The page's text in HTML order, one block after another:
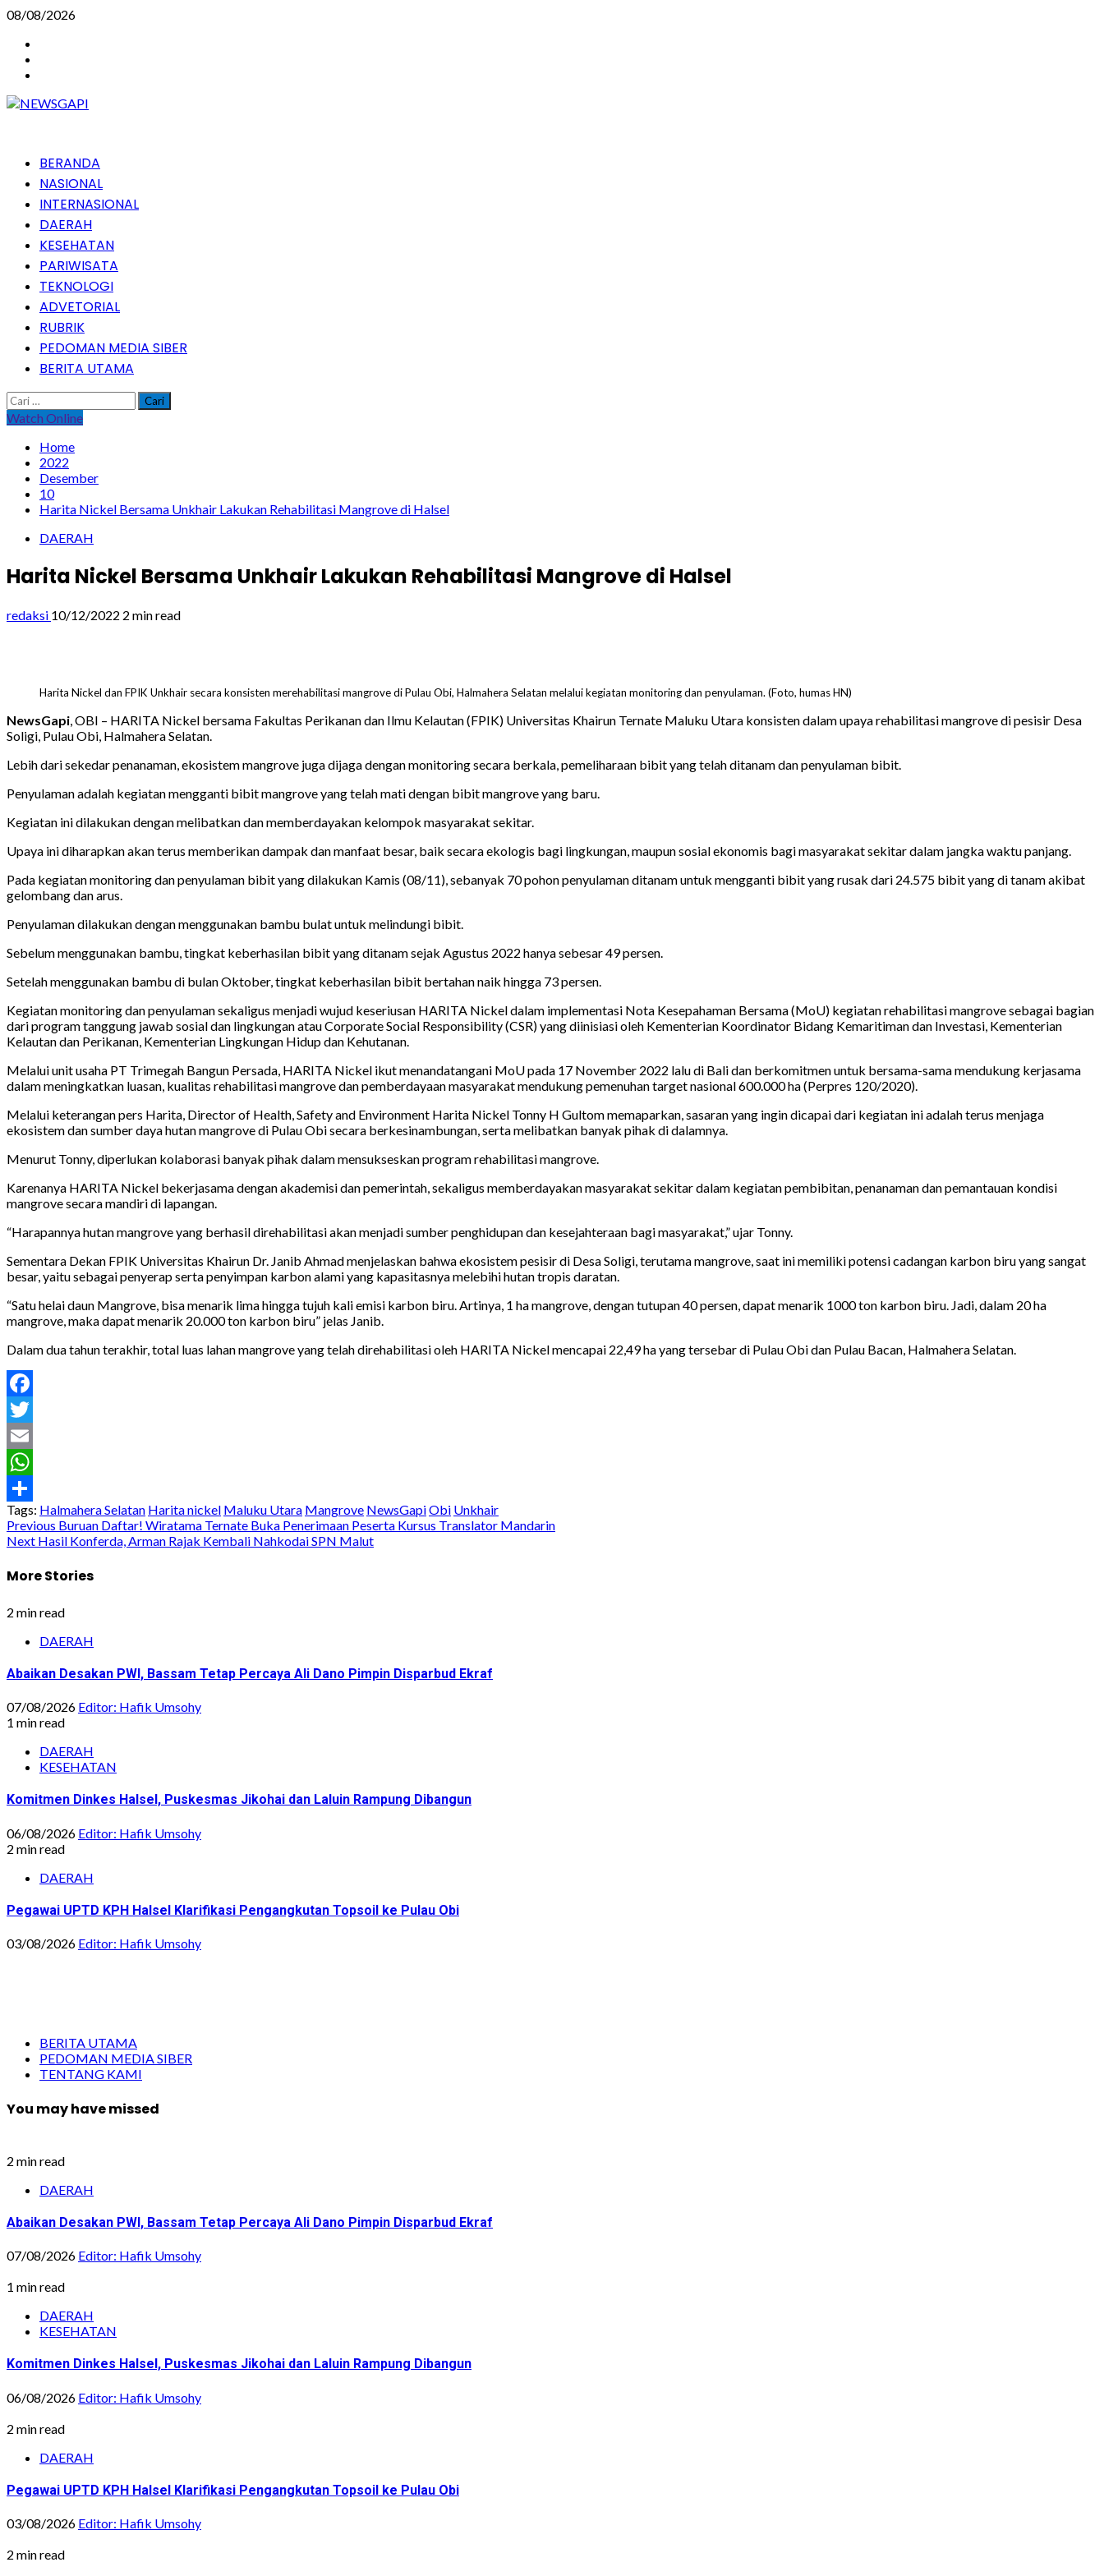
Skip
content
08/08/2026
PrimaryBERANDA
NASIONAL
INTERNASIONAL
DAERAH
KESEHATAN
PARIWISATA
TEKNOLOGI
ADVETORIAL
RUBRIK
PEDOMAN MEDIA SIBER
BERITA UTAMA
Cari
untuk:
Watch Online
Home
2022
Desember
10
Harita Nickel Bersama Unkhair Lakukan Rehabilitasi Mangrove di Halsel
DAERAH
Harita Nickel Bersama Unkhair Lakukan Rehabilitasi Mangrove di Halsel
redaksi 10/12/2022 2 min read
Harita Nickel dan FPIK Unkhair secara konsisten merehabilitasi mangrove di Pulau Obi, Halmahera Selatan melalui kegiatan monitoring dan penyulaman. (Foto, humas HN)
NewsGapi, OBI – HARITA Nickel bersama Fakultas Perikanan dan Ilmu Kelautan (FPIK) Universitas Khairun Ternate Maluku Utara konsisten dalam upaya rehabilitasi mangrove di pesisir Desa
Soligi, Pulau Obi, Halmahera Selatan.
Lebih dari sekedar penanaman, ekosistem mangrove juga dijaga dengan monitoring secara berkala, pemeliharaan bibit yang telah ditanam dan penyulaman bibit.
Penyulaman adalah kegiatan mengganti bibit mangrove yang telah mati dengan bibit mangrove yang baru.
Kegiatan ini dilakukan dengan melibatkan dan memberdayakan kelompok masyarakat sekitar.
Upaya ini diharapkan akan terus memberikan dampak dan manfaat besar, baik secara ekologis bagi lingkungan, maupun sosial ekonomis bagi masyarakat sekitar dalam jangka waktu panjang.
Pada kegiatan monitoring dan penyulaman bibit yang dilakukan Kamis (08/11), sebanyak 70 pohon penyulaman ditanam untuk mengganti bibit yang rusak dari 24.575 bibit yang di tanam akibat
gelombang dan arus.
Penyulaman dilakukan dengan menggunakan bambu bulat untuk melindungi bibit.
Sebelum menggunakan bambu, tingkat keberhasilan bibit yang ditanam sejak Agustus 2022 hanya sebesar 49 persen.
Setelah menggunakan bambu di bulan Oktober, tingkat keberhasilan bibit bertahan naik hingga 73 persen.
Kegiatan monitoring dan penyulaman sekaligus menjadi wujud keseriusan HARITA Nickel dalam implementasi Nota Kesepahaman Bersama (MoU) kegiatan rehabilitasi mangrove sebagai bagian
dari program tanggung jawab sosial dan lingkungan atau Corporate Social Responsibility (CSR) yang diinisiasi oleh Kementerian Koordinator Bidang Kemaritiman dan Investasi, Kementerian
Kelautan dan Perikanan, Kementerian Lingkungan Hidup dan Kehutanan.
Melalui unit usaha PT Trimegah Bangun Persada, HARITA Nickel ikut menandatangani MoU pada 17 November 2022 lalu di Bali dan berkomitmen untuk bersama-sama mendukung kerjasama
dalam meningkatkan luasan, kualitas rehabilitasi mangrove dan pemberdayaan masyarakat mendukung pemenuhan target nasional 600.000 ha (Perpres 120/2020).
Melalui keterangan pers Harita, Director of Health, Safety and Environment Harita Nickel Tonny H Gultom memaparkan, sasaran yang ingin dicapai dari kegiatan ini adalah terus menjaga
ekosistem dan sumber daya hutan mangrove di Pulau Obi secara berkesinambungan, serta melibatkan banyak pihak di dalamnya.
Menurut Tonny, diperlukan kolaborasi banyak pihak dalam mensukseskan program rehabilitasi mangrove.
Karenanya HARITA Nickel bekerjasama dengan akademisi dan pemerintah, sekaligus memberdayakan masyarakat sekitar dalam kegiatan pembibitan, penanaman dan pemantauan kondisi
mangrove secara mandiri di lapangan.
“Harapannya hutan mangrove yang berhasil direhabilitasi akan menjadi sumber penghidupan dan kesejahteraan bagi masyarakat,” ujar Tonny.
Sementara Dekan FPIK Universitas Khairun Dr. Janib Ahmad menjelaskan bahwa ekosistem pesisir di Desa Soligi, terutama mangrove, saat ini memiliki potensi cadangan karbon biru yang sangat
besar, yaitu sebagai penyerap serta penyimpan karbon alami yang kapasitasnya melebihi hutan tropis daratan.
“Satu helai daun Mangrove, bisa menarik lima hingga tujuh kali emisi karbon biru. Artinya, 1 ha mangrove, dengan tutupan 40 persen, dapat menarik 1000 ton karbon biru. Jadi, dalam 20 ha
mangrove, maka dapat menarik 20.000 ton karbon biru” jelas Janib.
Dalam dua tahun terakhir, total luas lahan mangrove yang telah direhabilitasi oleh HARITA Nickel mencapai 22,49 ha yang tersebar di Pulau Obi dan Pulau Bacan, Halmahera Selatan.
Facebook
Twitter
Email
WhatsApp
Share
Tags: Halmahera Selatan Harita nickel Maluku Utara Mangrove NewsGapiObi Unkhair
Post
Previous Buruan Daftar! Wiratama Ternate Buka Penerimaan Peserta Kursus Translator Mandarin
Next Hasil Konferda, Arman Rajak Kembali Nahkodai SPN Malut
More Stories
2 min read
DAERAH
Abaikan Desakan PWI, Bassam Tetap Percaya Ali Dano Pimpin Disparbud Ekraf
07/08/2026 Editor: Hafik Umsohy
1 min read
DAERAH
KESEHATAN
Komitmen Dinkes Halsel, Puskesmas Jikohai dan Laluin Rampung Dibangun
06/08/2026 Editor: Hafik Umsohy
2 min read
DAERAH
Pegawai UPTD KPH Halsel Klarifikasi Pengangkutan Topsoil ke Pulau Obi
03/08/2026 Editor: Hafik Umsohy
BERITA UTAMA
PEDOMAN MEDIA SIBER
TENTANG KAMI
You may have missed
2 min read
DAERAH
Abaikan Desakan PWI, Bassam Tetap Percaya Ali Dano Pimpin Disparbud Ekraf
07/08/2026 Editor: Hafik Umsohy
1 min read
DAERAH
KESEHATAN
Komitmen Dinkes Halsel, Puskesmas Jikohai dan Laluin Rampung Dibangun
06/08/2026 Editor: Hafik Umsohy
2 min read
DAERAH
Pegawai UPTD KPH Halsel Klarifikasi Pengangkutan Topsoil ke Pulau Obi
03/08/2026 Editor: Hafik Umsohy
2 min read